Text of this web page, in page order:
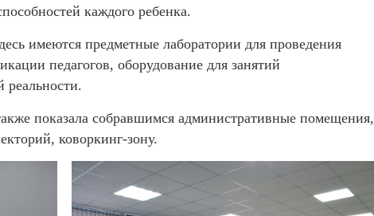
каждого ребенка.
имеются предметные лаборатории для проведения
педагогов, оборудование для занятий
реальности.
показала собравшимся административные помещения,
коворкинг-зону.